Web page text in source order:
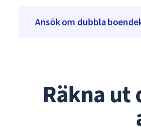
Ansök om dubbla
Räkna